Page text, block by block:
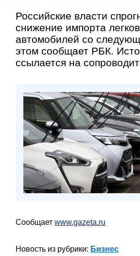
Российские власти
снижение импорта
автомобилей со
этом сообщает РБК.
ссылается на
Сообщает www.gazeta.ru
Новость из рубрики: Бизнес